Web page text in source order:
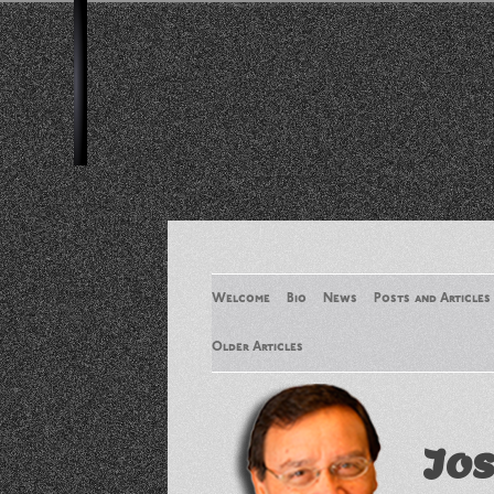
Welcome Bio News Posts and Articles
Older Articles
Older Articles 2